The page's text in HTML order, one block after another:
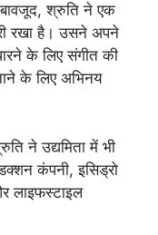
बावजूद, श्रुति ने एक
रखा है। उसने अपने
के लिए संगीत की
के लिए अभिनय
ने उद्यमिता में भी
कंपनी, इसिड्रो
लाइफस्टाइल